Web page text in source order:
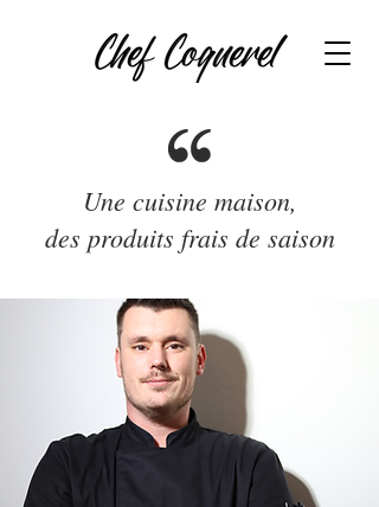
Une cuisine maison,
des produits frais de saison